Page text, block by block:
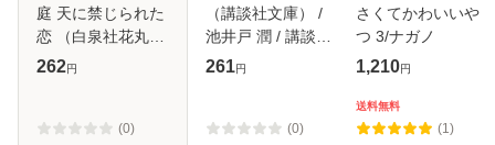
庭 天に禁じられた
恋 （白泉社花丸文
庫） / 橘 かおる /
262円
(0)
（講談社文庫） /
池井戸 潤 / 講談社
[文庫]【メール便送
261円
(0)
さくてかわいいや
つ 3/ナガノ
1,210円
送料無料
(1)